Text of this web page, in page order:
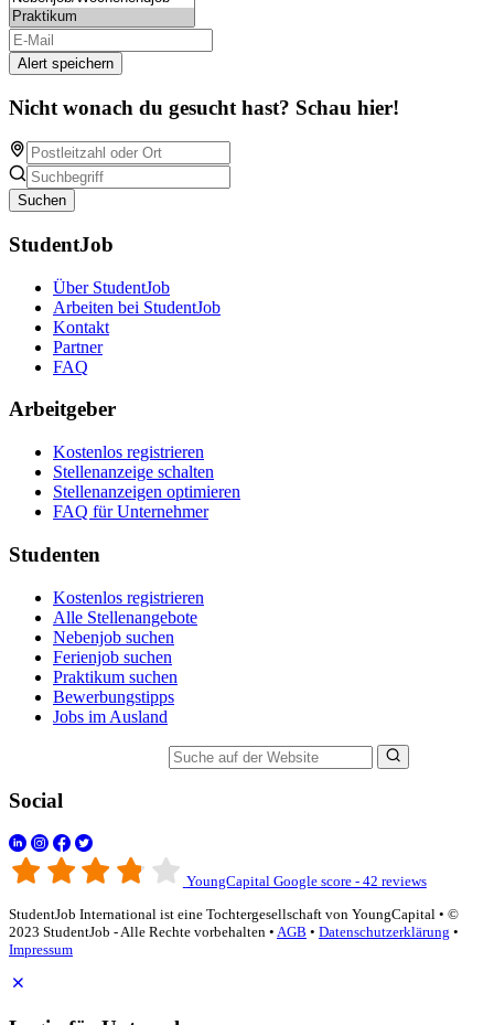
Alert speichern
Nicht wonach du gesucht hast? Schau hier!
Suchen
StudentJob
Über StudentJob
Arbeiten bei StudentJob
Kontakt
Partner
FAQ
Arbeitgeber
Kostenlos registrieren
Stellenanzeige schalten
Stellenanzeigen optimieren
FAQ für Unternehmer
Studenten
Kostenlos registrieren
Alle Stellenangebote
Nebenjob suchen
Ferienjob suchen
Praktikum suchen
Bewerbungstipps
Jobs im Ausland
Social
YoungCapital Google score - 42 reviews
StudentJob International ist eine Tochtergesellschaft von YoungCapital • ©
2023 StudentJob - Alle Rechte vorbehalten • AGB • Datenschutzerklärung •
Impressum